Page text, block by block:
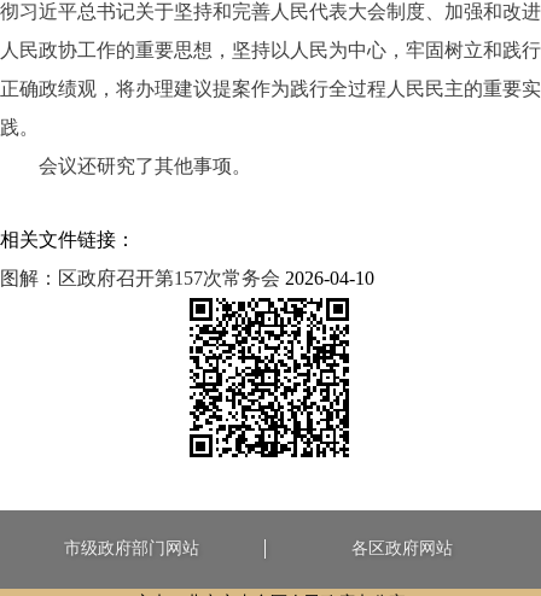
彻习近平总书记关于坚持和完善人民代表大会制度、加强和改进
人民政协工作的重要思想，坚持以人民为中心，牢固树立和践行
正确政绩观，将办理建议提案作为践行全过程人民民主的重要实
践。
会议还研究了其他事项。
相关文件链接：
图解：区政府召开第157次常务会 2026-04-10
市级政府部门网站 各区政府网站